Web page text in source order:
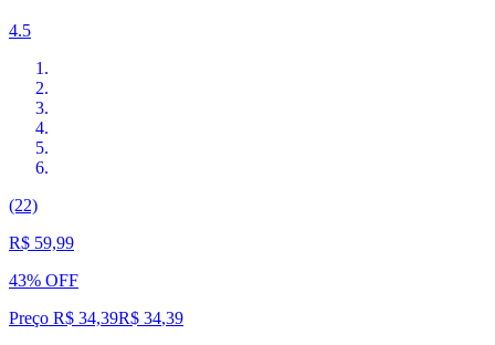
4.5
(22)
R$ 59,99
43% OFF
Preço R$ 34,39R$ 34,39